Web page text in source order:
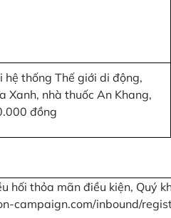
thống Thế giới di động,
Xanh, nhà thuốc An Khang,
đồng
hối thỏa mãn điều kiện, Quý
campaign.com/inbound/